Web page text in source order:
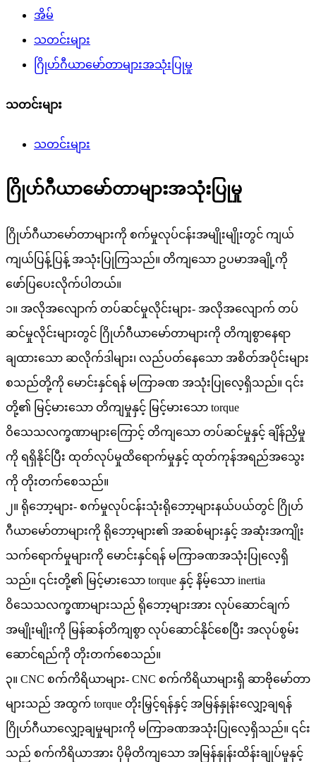
အိမ်
သတင်းများ
ဂြိုဟ်ဂီယာမော်တာများအသုံးပြုမှု
သတင်းများ
သတင်းများ
ဂြိုဟ်ဂီယာမော်တာများအသုံးပြုမှု
ဂြိုဟ်ဂီယာမော်တာများကို စက်မှုလုပ်ငန်းအမျိုးမျိုးတွင် ကျယ်
ကျယ်ပြန့်ပြန့် အသုံးပြုကြသည်။ တိကျသော ဥပမာအချို့ကို
ဖော်ပြပေးလိုက်ပါတယ်။
၁။ အလိုအလျောက် တပ်ဆင်မှုလိုင်းများ- အလိုအလျောက် တပ်
ဆင်မှုလိုင်းများတွင် ဂြိုဟ်ဂီယာမော်တာများကို တိကျစွာနေရာ
ချထားသော ဆလိုက်ဒါများ၊ လည်ပတ်နေသော အစိတ်အပိုင်းများ
စသည်တို့ကို မောင်းနှင်ရန် မကြာခဏ အသုံးပြုလေ့ရှိသည်။ ၎င်း
တို့၏ မြင့်မားသော တိကျမှုနှင့် မြင့်မားသော torque
ဝိသေသလက္ခဏာများကြောင့် တိကျသော တပ်ဆင်မှုနှင့် ချိန်ညှိမှု
ကို ရရှိနိုင်ပြီး ထုတ်လုပ်မှုထိရောက်မှုနှင့် ထုတ်ကုန်အရည်အသွေး
ကို တိုးတက်စေသည်။
၂။ ရိုဘော့များ- စက်မှုလုပ်ငန်းသုံးရိုဘော့များနယ်ပယ်တွင် ဂြိုဟ်
ဂီယာမော်တာများကို ရိုဘော့များ၏ အဆစ်များနှင့် အဆုံးအကျိုး
သက်ရောက်မှုများကို မောင်းနှင်ရန် မကြာခဏအသုံးပြုလေ့ရှိ
သည်။ ၎င်းတို့၏ မြင့်မားသော torque နှင့် နိမ့်သော inertia
ဝိသေသလက္ခဏာများသည် ရိုဘော့များအား လုပ်ဆောင်ချက်
အမျိုးမျိုးကို မြန်ဆန်တိကျစွာ လုပ်ဆောင်နိုင်စေပြီး အလုပ်စွမ်း
ဆောင်ရည်ကို တိုးတက်စေသည်။
၃။ CNC စက်ကိရိယာများ- CNC စက်ကိရိယာများရှိ ဆာဗိုမော်တာ
များသည် အထွက် torque တိုးမြှင့်ရန်နှင့် အမြန်နှုန်းလျှော့ချရန်
ဂြိုဟ်ဂီယာလျှော့ချမှုများကို မကြာခဏအသုံးပြုလေ့ရှိသည်။ ၎င်း
သည် စက်ကိရိယာအား ပိုမိုတိကျသော အမြန်နှုန်းထိန်းချုပ်မှုနှင့်